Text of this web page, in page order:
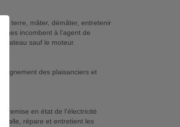
à terre, mâter, démâter, entretenir
incombent à l'agent de
bateau sauf le moteur.
des plaisanciers et
remise en état de l'électricité
répare et entretient les